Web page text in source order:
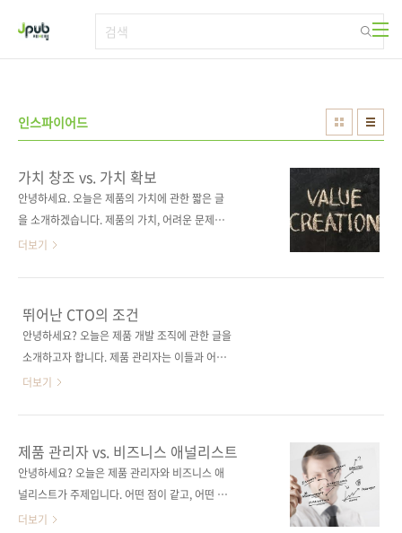
인스파이어드
가치 창조 vs. 가치 확보
안녕하세요. 오늘은 제품의 가치에 관한 짧은 글
을 소개하겠습니다. 제품의 가치, 어려운 문제를
저자는 어떻게 풀어내고 있을까요? 더불어 제품
어지는가”를 참고하시기 바랍니다. 스물다섯 번
째 이야기가치 창조 vs. 가치 확보 원문 주소:
http://www.svproduct.com/value-
2013년 4월 21일저자: 마티 케이건작성자: 배
장열
제품을 만들 때 접근하는 시각..
더보기
뛰어난 CTO의 조건
안녕하세요? 오늘은 제품 개발 조직에 관한 글을
소개하고자 합니다. 제품 관리자는 이들과 어떤
관계를 유지해야 하는지 그리고 뛰어난 제품 개
하기가 예약판매에 들어갔습니다. 앞으로도 이
어질 저희 제이펍의 로봇 시리즈를 많이 기대해
주시고요. 라즈베리 파이 시작하기가 출시되면
섯 번째 이야기뛰어난 CTO의 조건 원문 주소:
더보기
제품 관리자 vs. 비즈니스 애널리스트
안녕하세요? 오늘은 제품 관리자와 비즈니스 애
널리스트가 주제입니다. 어떤 점이 같고, 어떤 점
이 다를까요? 스물다섯 번째 이야기제품 관리자
더보기